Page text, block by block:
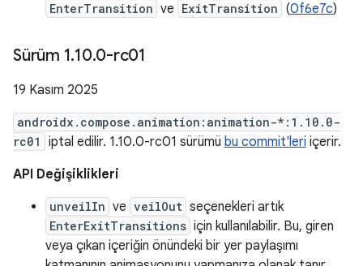
EnterTransition ve ExitTransition (0f6e7c)
Sürüm 1.10.0-rc01
19 Kasım 2025
androidx.compose.animation:animation-*:1.10.0-
rc01
iptal edilir. 1.10.0-rc01 sürümü bu commit'leri içerir.
API Değişiklikleri
unveilIn ve veilOut seçenekleri artık
EnterExitTransitions için kullanılabilir. Bu, giren
veya çıkan içeriğin önündeki bir yer paylaşımı